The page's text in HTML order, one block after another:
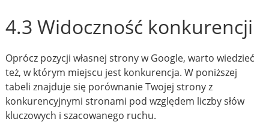
4.3 Widoczność konkurencji
Oprócz pozycji własnej strony w Google, warto wiedzieć
też, w którym miejscu jest konkurencja. W poniższej
tabeli znajduje się porównanie Twojej strony z
konkurencyjnymi stronami pod względem liczby słów
kluczowych i szacowanego ruchu.